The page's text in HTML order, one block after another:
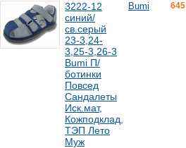
3222-12
синий/
св.серый
23-3,24-
3,25-3,26-3
Bumi П/
ботинки
Повсед
Сандалеты
Иск.мат,
Кожподклад,
ТЭП Лето
Муж
Bumi 645